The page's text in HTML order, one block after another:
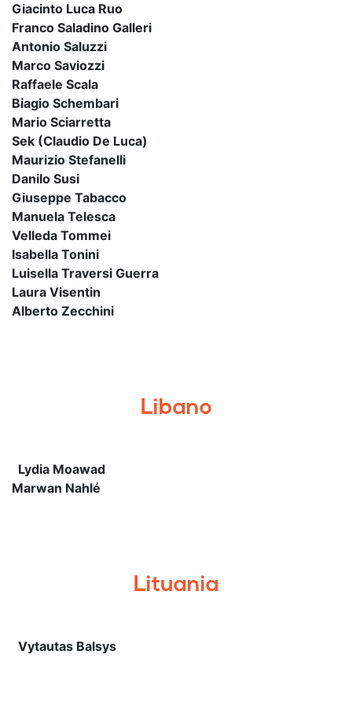
Giacinto Luca Ruo
Franco Saladino Galleri
Antonio Saluzzi
Marco Saviozzi
Raffaele Scala
Biagio Schembari
Mario Sciarretta
Sek (Claudio De Luca)
Maurizio Stefanelli
Danilo Susi
Giuseppe Tabacco
Manuela Telesca
Velleda Tommei
Isabella Tonini
Luisella Traversi Guerra
Laura Visentin
Alberto Zecchini
Libano
Lydia Moawad
Marwan Nahlé
Lituania
Vytautas Balsys